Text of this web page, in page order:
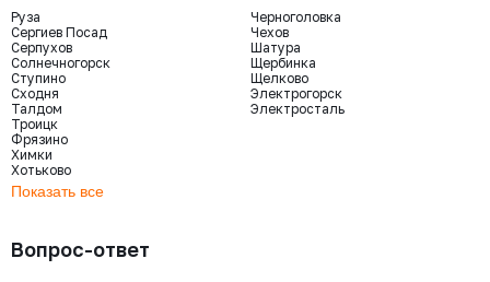
Руза
Сергиев Посад
Серпухов
Солнечногорск
Ступино
Сходня
Талдом
Троицк
Фрязино
Химки
Хотьково
Черноголовка
Чехов
Шатура
Щербинка
Щелково
Электрогорск
Электросталь
Показать все
Вопрос-ответ